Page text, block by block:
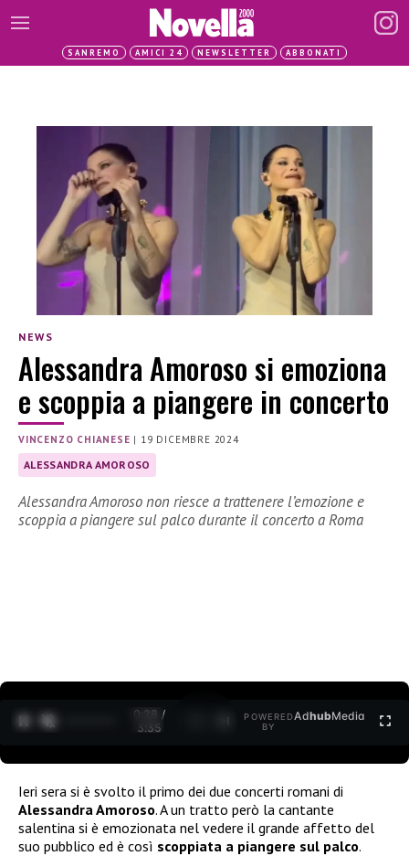
SANREMO AMICI 24 NEWSLETTER ABBONATI
NEWS
Alessandra Amoroso si emoziona
e scoppia a piangere in concerto
VINCENZO CHIANESE | 19 DICEMBRE 2024
ALESSANDRA AMOROSO
Alessandra Amoroso non riesce a trattenere l’emozione e
scoppia a piangere sul palco durante il concerto a Roma
0:29 /
3:35
POWERED
BY
AdhubMedia
Ieri sera si è svolto il primo dei due concerti romani di
Alessandra Amoroso. A un tratto però la cantante
salentina si è emozionata nel vedere il grande affetto del
suo pubblico ed è così scoppiata a piangere sul palco.